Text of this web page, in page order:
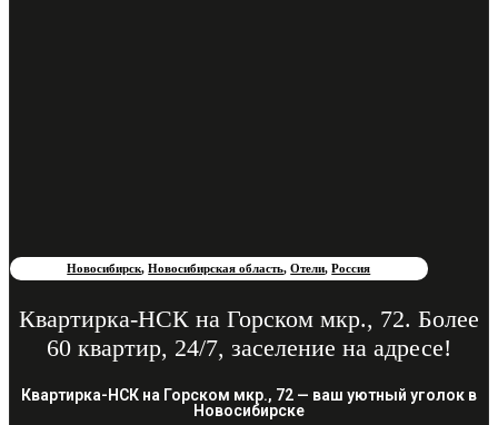
Новосибирск,Новосибирская область,Отели,Россия
Квартирка-НСК на Горском мкр., 72. Более
60 квартир, 24/7, заселение на адресе!
Квартирка-НСК на Горском мкр., 72 — ваш уютный уголок в
Новосибирске